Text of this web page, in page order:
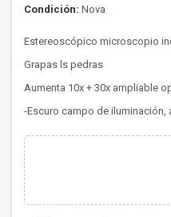
Condición: Nova
Estereoscópico microscopio
Grapas ls pedras
Aumenta 10x + 30x ampliable
-Escuro campo de iluminación,